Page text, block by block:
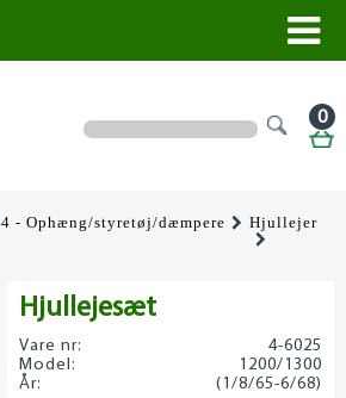
0
4 - Ophæng/styretøj/dæmpere Hjullejer
Hjullejesæt
Vare nr:
4-6025
Model:
1200/1300
År:
(1/8/65-6/68)